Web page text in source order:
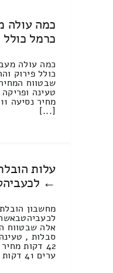
כמה עולה
כרמל כולל
כמה עולה
[...]
←
ערים 41 דקות נפח כללי: [...]